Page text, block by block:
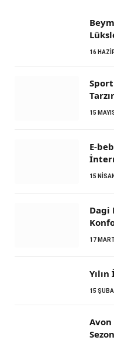
16
15
E-
15
Dagi
17
15